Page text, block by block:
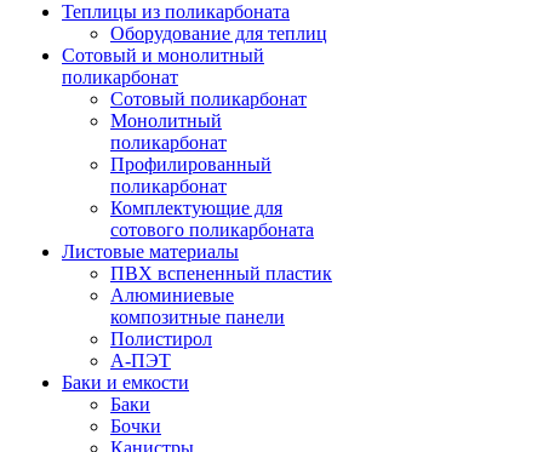
Теплицы из поликарбоната
Оборудование для теплиц
Сотовый и монолитный
поликарбонат
Сотовый поликарбонат
Монолитный
поликарбонат
Профилированный
поликарбонат
Комплектующие для
сотового поликарбоната
Листовые материалы
ПВХ вспененный пластик
Алюминиевые
композитные панели
Полистирол
А-ПЭТ
Баки и емкости
Баки
Бочки
Канистры